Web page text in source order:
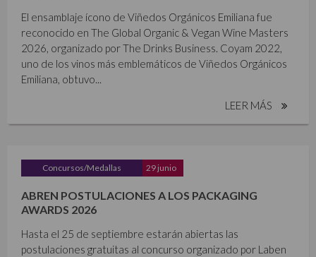
El ensamblaje ícono de Viñedos Orgánicos Emiliana fue
reconocido en The Global Organic & Vegan Wine Masters
2026, organizado por The Drinks Business. Coyam 2022,
uno de los vinos más emblemáticos de Viñedos Orgánicos
Emiliana, obtuvo...
LEER MÁS
Concursos/Medallas 29 junio
ABREN POSTULACIONES A LOS PACKAGING
AWARDS 2026
Hasta el 25 de septiembre estarán abiertas las
postulaciones gratuitas al concurso organizado por Laben